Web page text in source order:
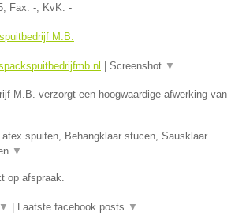
, Fax: - , KvK: -
M.B.
Screenshot ▼
M.B. verzorgt een hoogwaardige afwerking van
spuiten, Behangklaar stucen, Sausklaar
▼
op afspraak.
▼ Laatste facebook posts ▼